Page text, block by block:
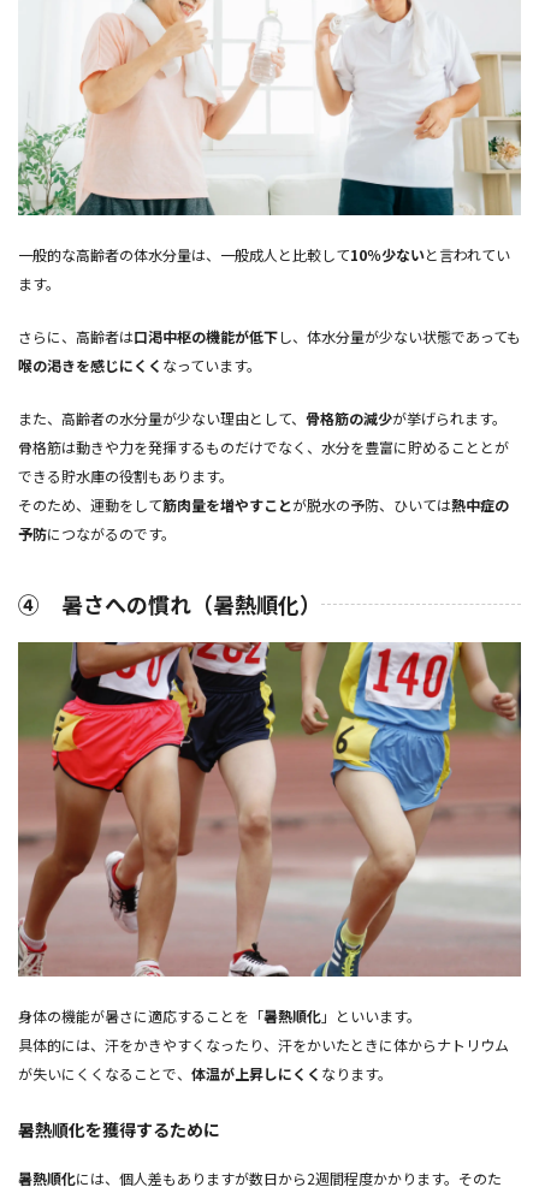
一般的な高齢者の体水分量は、一般成人と比較して10％少ないと言われてい
ます。
さらに、高齢者は口渇中枢の機能が低下し、体水分量が少ない状態であっても
喉の渇きを感じにくく なっています。
また、高齢者の水分量が少ない理由として、 骨格筋の減少が挙げられます。
骨格筋は動きや力を発揮するものだけでなく、水分を豊富に貯めることとが
できる貯水庫の役割もあります。
そのため、運動をして筋肉量を増やすことが脱水の予防、ひいては熱中症の
予防につながるのです。
④ 暑さへの慣れ（暑熱順化）
身体の機能が暑さに適応することを「暑熱順化」といいます。
具体的には、汗をかきやすくなったり、汗をかいたときに体からナトリウム
が失いにくくなることで、 体温が上昇しにくく なります。
暑熱順化を獲得するために
暑熱順化には、個人差もありますが数日から2週間程度かかります。そのた